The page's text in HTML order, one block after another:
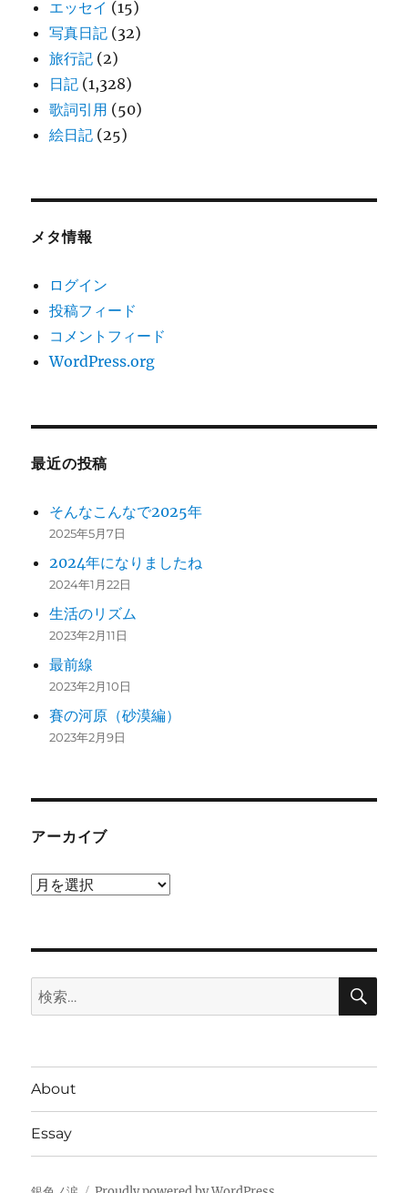
エッセイ (15)
写真日記 (32)
旅行記 (2)
日記 (1,328)
歌詞引用 (50)
絵日記 (25)
メタ情報
ログイン
投稿フィード
コメントフィード
WordPress.org
最近の投稿
そんなこんなで2025年
2025年5月7日
2024年になりましたね
2024年1月22日
生活のリズム
2023年2月11日
最前線
2023年2月10日
賽の河原（砂漠編）
2023年2月9日
アーカイブ
ア
検
索:
検
About
Essay